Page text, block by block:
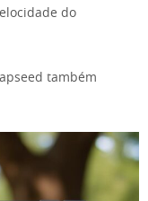
do
também